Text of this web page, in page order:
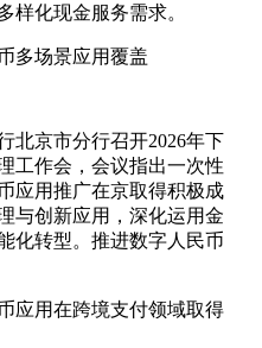
样化现金服务需求。
多场景应用覆盖
北京市分行召开2026年下
工作会，会议指出一次性
应用推广在京取得积极成
与创新应用，深化运用金
化转型。推进数字人民币
应用在跨境支付领域取得